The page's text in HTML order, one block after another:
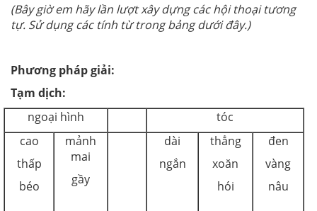
(Bây giờ em hãy lần lượt xây dựng các hội thoại tương
tự. Sử dụng các tính từ trong bảng dưới đây.)
Phương pháp giải:
Tạm dịch:
ngoại hình
tóc
cao
thấp
béo
mảnh
mai
gầy
dài
ngắn
thẳng
xoăn
hói
đen
vàng
nâu